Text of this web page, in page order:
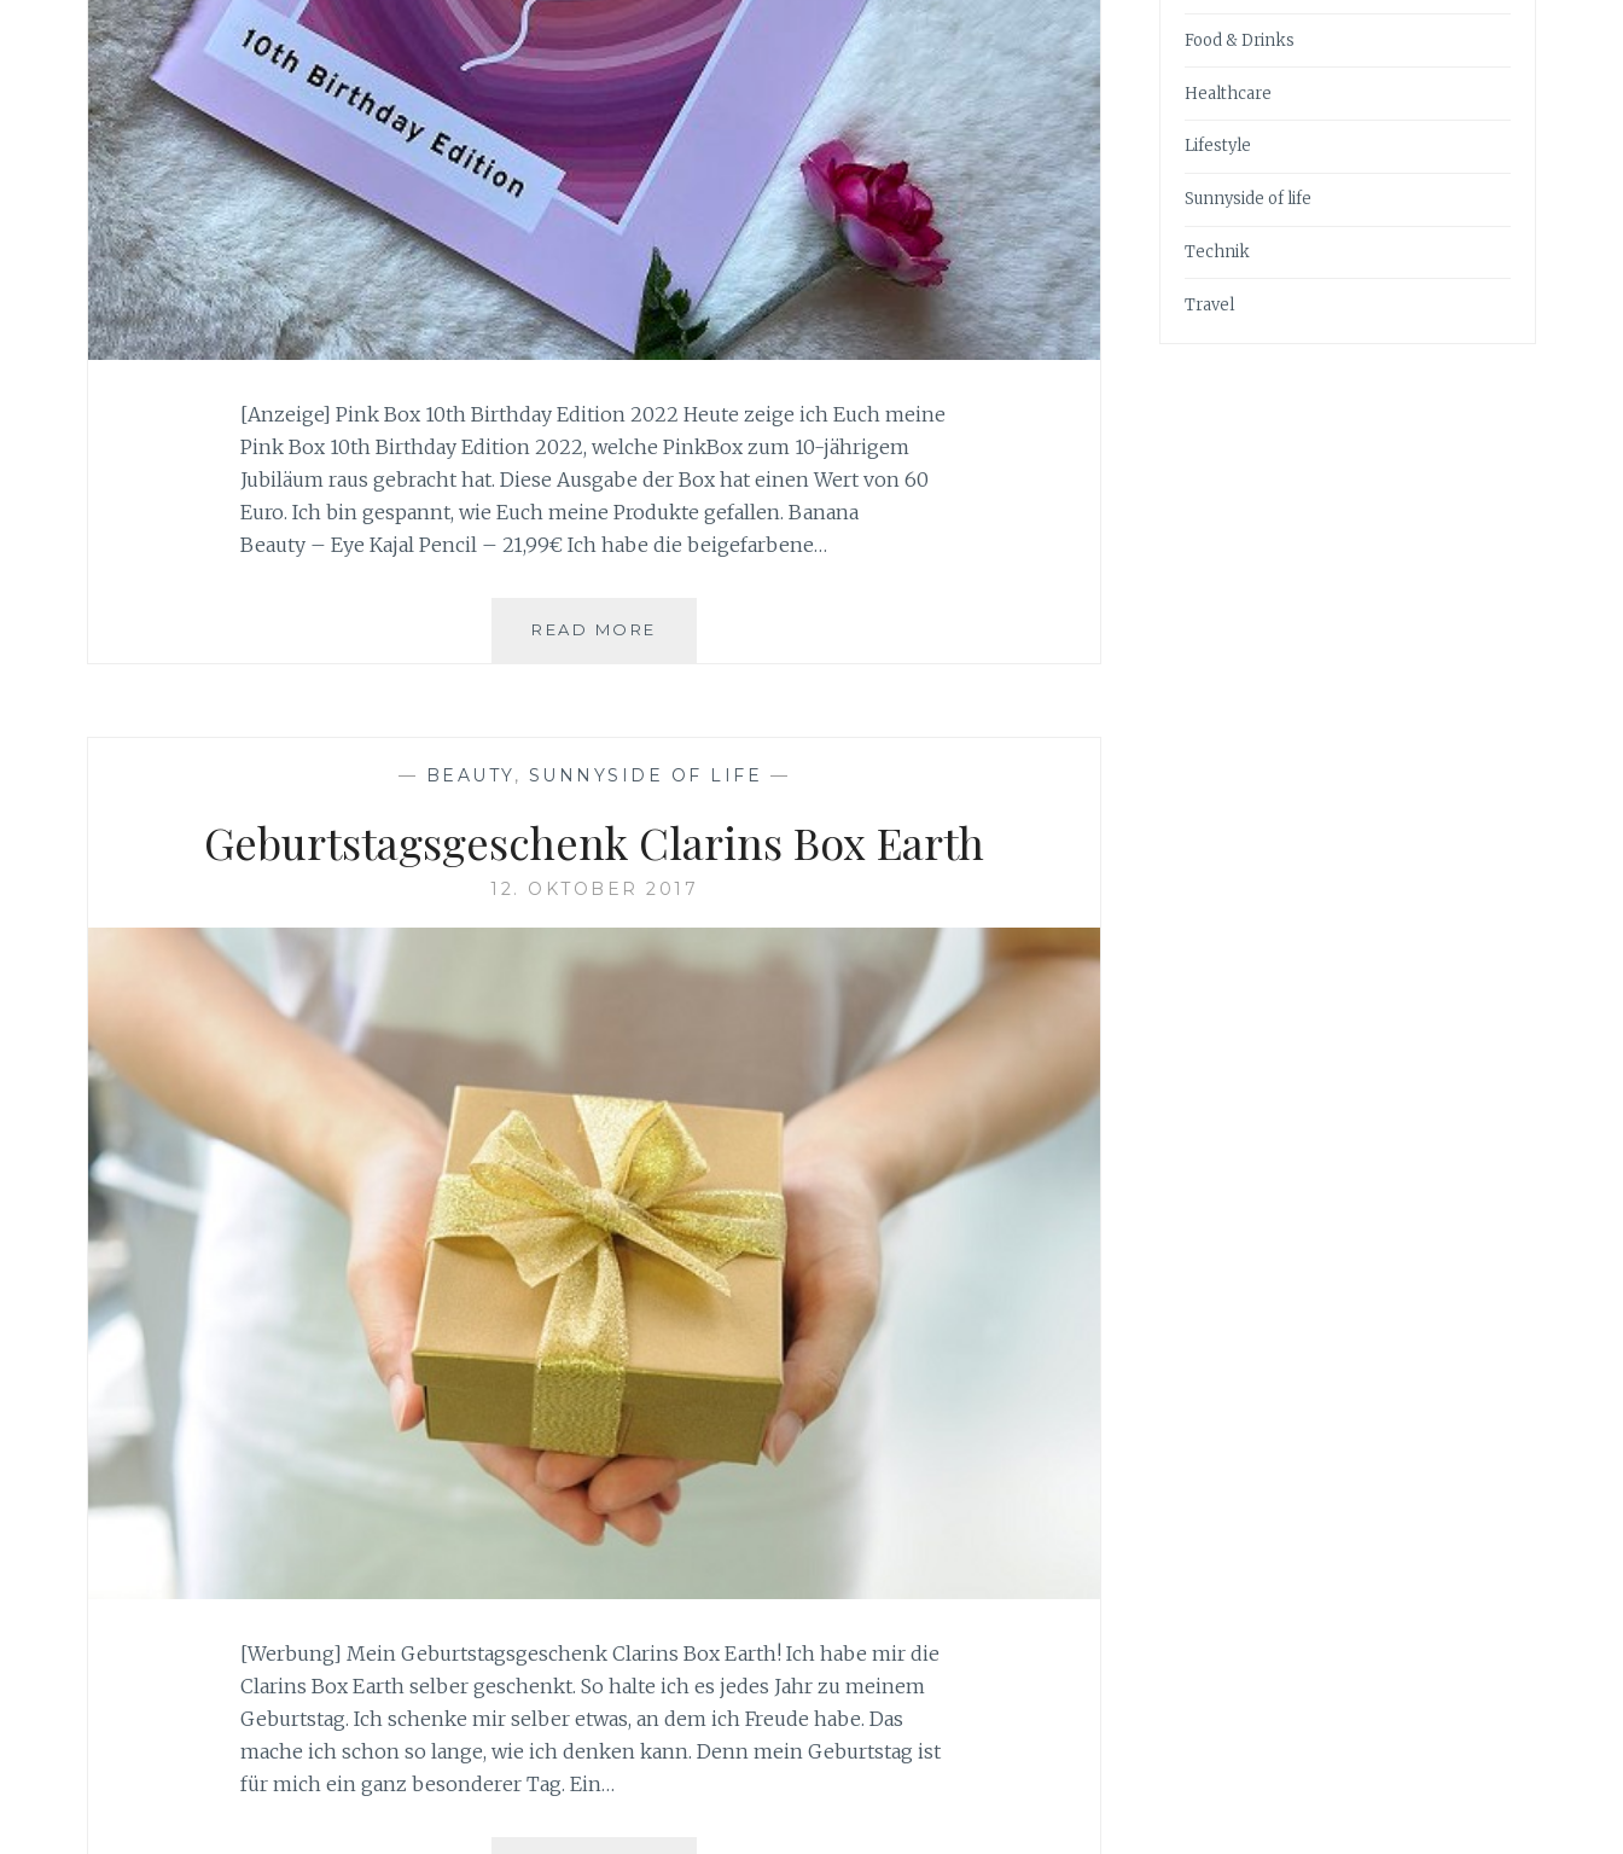
[Anzeige] Pink Box 10th Birthday Edition 2022 Heute zeige ich Euch meine
Pink Box 10th Birthday Edition 2022, welche PinkBox zum 10-jährigem
Jubiläum raus gebracht hat. Diese Ausgabe der Box hat einen Wert von 60
Euro. Ich bin gespannt, wie Euch meine Produkte gefallen. Banana
Beauty – Eye Kajal Pencil – 21,99€ Ich habe die beigefarbene…
READ MORE
— BEAUTY, SUNNYSIDE OF LIFE —
Geburtstagsgeschenk Clarins Box Earth
12. OKTOBER 2017
[Werbung] Mein Geburtstagsgeschenk Clarins Box Earth! Ich habe mir die
Clarins Box Earth selber geschenkt. So halte ich es jedes Jahr zu meinem
Geburtstag. Ich schenke mir selber etwas, an dem ich Freude habe. Das
mache ich schon so lange, wie ich denken kann. Denn mein Geburtstag ist
für mich ein ganz besonderer Tag. Ein…
Food & Drinks
Healthcare
Lifestyle
Sunnyside of life
Technik
Travel